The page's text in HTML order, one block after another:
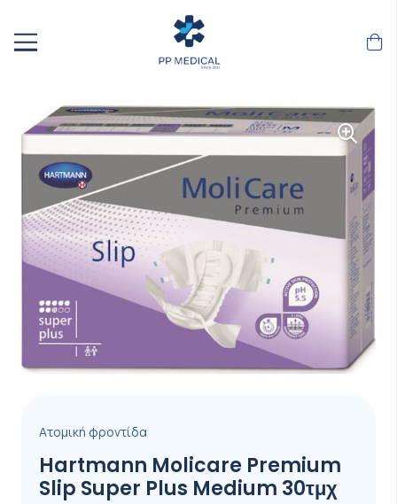
Ατομική φροντίδα
Hartmann Molicare Premium
Slip Super Plus Medium 30τμχ